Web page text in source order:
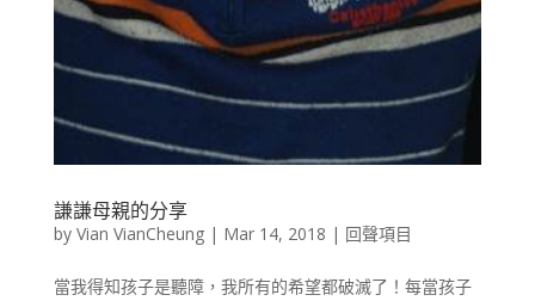
謙謙母親的分享
by Vian VianCheung| Mar 14, 2018 | 回聲項目
當我得知孩子是聽障，我所有的希望都破滅了！每當孩子